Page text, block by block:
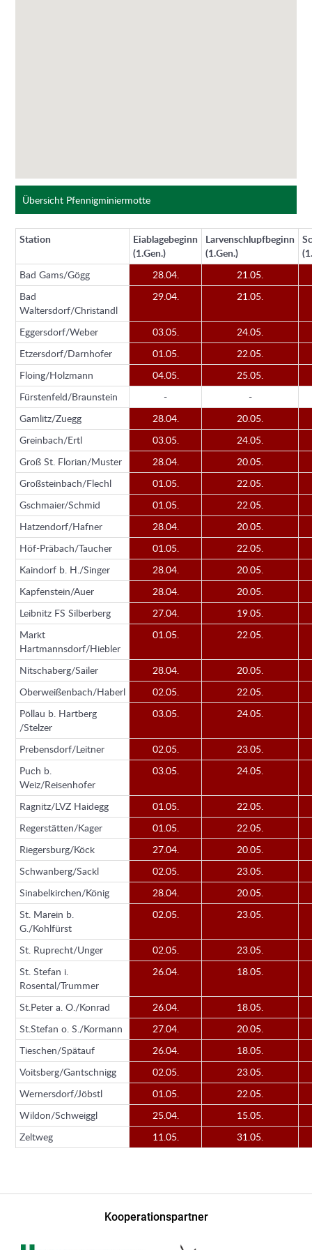
Übersicht Pfennigminiermotte
Station
Eiablagebeginn
(1.Gen.)
Larvenschlupfbeginn
(1.Gen.)
Bad Gams/Gögg
28.04.
21.05.
Bad
Waltersdorf/Christandl
29.04. 21.05.
Eggersdorf/Weber 03.05.
24.05.
Etzersdorf/Darnhofer
01.05.
22.05.
Floing/Holzmann
04.05.
25.05.
Fürstenfeld/Braunstein
-
-
Gamlitz/Zuegg
28.04.
20.05.
Greinbach/Ertl
03.05.
24.05.
Groß St. Florian/Muster
28.04.
20.05.
Großsteinbach/Flechl
01.05.
22.05.
Gschmaier/Schmid
01.05.
22.05.
Hatzendorf/Hafner
28.04.
20.05.
Höf-Präbach/Taucher
01.05.
22.05.
Kaindorf b. H./Singer
28.04.
20.05.
Kapfenstein/Auer
28.04.
20.05.
Leibnitz FS Silberberg
27.04.
19.05.
Markt
Hartmannsdorf/Hiebler
01.05. 22.05.
Nitschaberg/Sailer 28.04.
20.05.
Oberweißenbach/Haberl
02.05.
22.05.
Pöllau b. Hartberg
/Stelzer
03.05. 24.05.
Prebensdorf/Leitner 02.05.
23.05.
Puch b.
Weiz/Reisenhofer
03.05. 24.05.
Ragnitz/LVZ Haidegg 01.05.
22.05.
Regerstätten/Kager
01.05.
22.05.
Riegersburg/Köck
27.04.
20.05.
Schwanberg/Sackl
02.05.
23.05.
Sinabelkirchen/König
28.04.
20.05.
St. Marein b.
G./Kohlfürst
02.05. 23.05.
St. Ruprecht/Unger 02.05.
23.05.
St. Stefan i.
Rosental/Trummer
26.04. 18.05.
St.Peter a. O./Konrad 26.04.
18.05.
St.Stefan o. S./Kormann
27.04.
20.05.
Tieschen/Spätauf
26.04.
18.05.
Voitsberg/Gantschnigg
02.05.
23.05.
Wernersdorf/Jöbstl
01.05.
22.05.
Wildon/Schweiggl
25.04.
15.05.
Zeltweg
11.05. 31.05.
Kooperationspartner